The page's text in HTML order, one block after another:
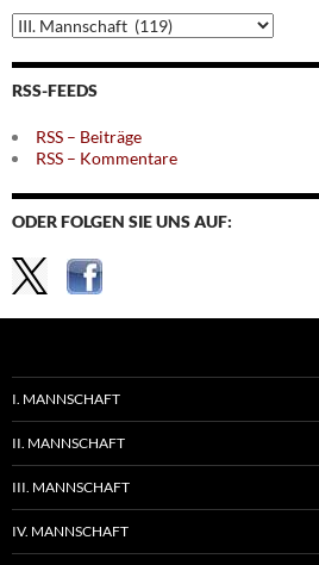
Archiv
nach
Themen
RSS-FEEDS
RSS – Beiträge
RSS – Kommentare
ODER FOLGEN SIE UNS AUF:
I. MANNSCHAFT
II. MANNSCHAFT
III. MANNSCHAFT
IV. MANNSCHAFT